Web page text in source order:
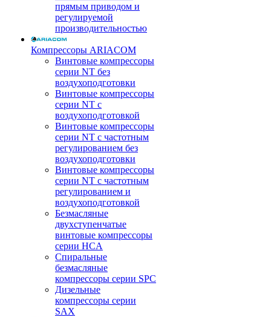
прямым приводом и
регулируемой
производительностью
Компрессоры ARIACOM
Винтовые компрессоры
серии NT без
воздухоподготовки
Винтовые компрессоры
серии NT c
воздухоподготовкой
Винтовые компрессоры
серии NT с частотным
регулированием без
воздухоподготовки
Винтовые компрессоры
серии NT с частотным
регулированием и
воздухоподготовкой
Безмасляные
двухступенчатые
винтовые компрессоры
серии HCA
Спиральные
безмасляные
компрессоры серии SPC
Дизельные
компрессоры серии
SAX